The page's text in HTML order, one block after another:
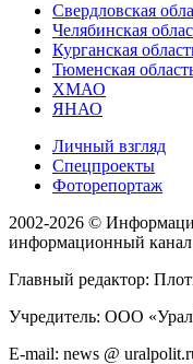
Свердловская
Челябинская
Курганская
Тюменская
ХМАО
ЯНАО
Личный взгляд
Спецпроекты
Фоторепортаж
2002-2026 ©
информационный
Главный редактор:
Учредитель: ООО
E-mail: news @